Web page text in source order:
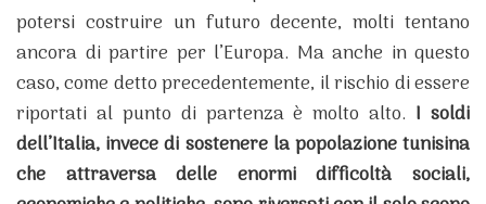
potersi costruire un futuro decente, molti tentano
ancora di partire per l’Europa. Ma anche in questo
caso, come detto precedentemente, il rischio di essere
riportati al punto di partenza è molto alto. I soldi
dell’Italia, invece di sostenere la popolazione tunisina
che attraversa delle enormi difficoltà sociali,